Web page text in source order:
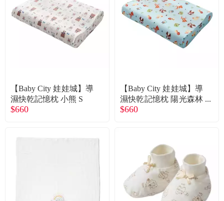
【Baby City 娃娃城】導
濕快乾記憶枕 小熊 S
$660
【Baby City 娃娃城】導
濕快乾記憶枕 陽光森林
S
$660